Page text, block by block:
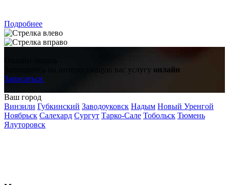
Подробнее
Запишитесь на интересующую вас услугу онлайн
Записаться
Ваш город
Винзили Губкинский Заводоуковск Надым Новый Уренгой
Ноябрьск Салехард Сургут Тарко-Сале Тобольск Тюмень
Ялуторовск